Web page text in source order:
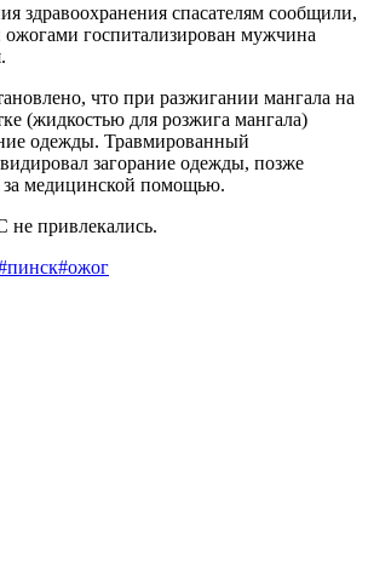
здравоохранения спасателям сообщили,
ожогами госпитализирован мужчина
что при разжигании мангала на
(жидкостью для розжига мангала)
одежды. Травмированный
загорание одежды, позже
медицинской помощью.
привлекались.
#ожог